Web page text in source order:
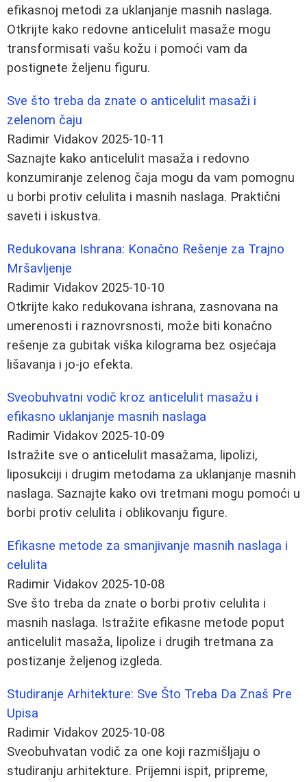
efikasnoj metodi za uklanjanje masnih naslaga.
Otkrijte kako redovne anticelulit masaže mogu
transformisati vašu kožu i pomoći vam da
postignete željenu figuru.
Sve što treba da znate o anticelulit masaži i
zelenom čaju
Radimir Vidakov 2025-10-11
Saznajte kako anticelulit masaža i redovno
konzumiranje zelenog čaja mogu da vam pomognu
u borbi protiv celulita i masnih naslaga. Praktični
saveti i iskustva.
Redukovana Ishrana: Konačno Rešenje za Trajno
Mršavljenje
Radimir Vidakov 2025-10-10
Otkrijte kako redukovana ishrana, zasnovana na
umerenosti i raznovrsnosti, može biti konačno
rešenje za gubitak viška kilograma bez osjećaja
lišavanja i jo-jo efekta.
Sveobuhvatni vodič kroz anticelulit masažu i
efikasno uklanjanje masnih naslaga
Radimir Vidakov 2025-10-09
Istražite sve o anticelulit masažama, lipolizi,
liposukciji i drugim metodama za uklanjanje masnih
naslaga. Saznajte kako ovi tretmani mogu pomoći u
borbi protiv celulita i oblikovanju figure.
Efikasne metode za smanjivanje masnih naslaga i
celulita
Radimir Vidakov 2025-10-08
Sve što treba da znate o borbi protiv celulita i
masnih naslaga. Istražite efikasne metode poput
anticelulit masaža, lipolize i drugih tretmana za
postizanje željenog izgleda.
Studiranje Arhitekture: Sve Što Treba Da Znaš Pre
Upisa
Radimir Vidakov 2025-10-08
Sveobuhvatan vodič za one koji razmišljaju o
studiranju arhitekture. Prijemni ispit, pripreme,